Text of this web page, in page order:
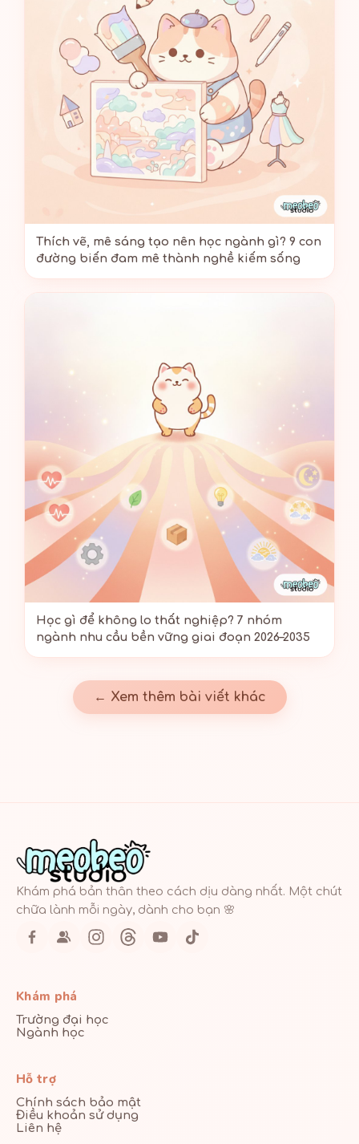
Thích vẽ, mê sáng tạo nên học ngành gì? 9 con
đường biến đam mê thành nghề kiếm sống
Học gì để không lo thất nghiệp? 7 nhóm
ngành nhu cầu bền vững giai đoạn 2026–2035
← Xem thêm bài viết khác
Khám phá bản thân theo cách dịu dàng nhất. Một chút
chữa lành mỗi ngày, dành cho bạn 🌸
Khám phá
Trường đại học
Ngành học
Hỗ trợ
Chính sách bảo mật
Điều khoản sử dụng
Liên hệ